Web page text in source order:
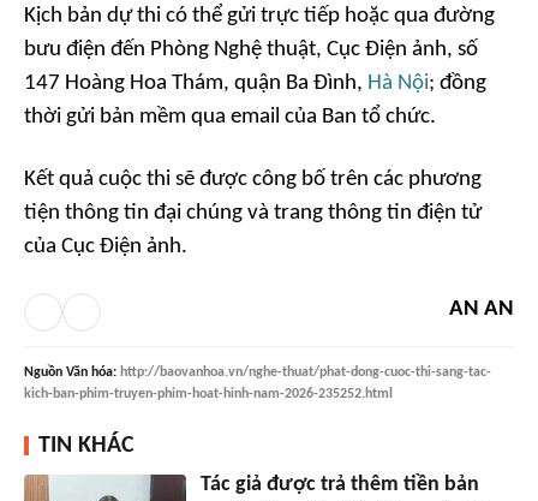
Kịch bản dự thi có thể gửi trực tiếp hoặc qua đường
bưu điện đến Phòng Nghệ thuật, Cục Điện ảnh, số
147 Hoàng Hoa Thám, quận Ba Đình, Hà Nội; đồng
thời gửi bản mềm qua email của Ban tổ chức.
Kết quả cuộc thi sẽ được công bố trên các phương
tiện thông tin đại chúng và trang thông tin điện tử
của Cục Điện ảnh.
AN AN
Nguồn Văn hóa: http://baovanhoa.vn/nghe-thuat/phat-dong-cuoc-thi-sang-tac-
kich-ban-phim-truyen-phim-hoat-hinh-nam-2026-235252.html
TIN KHÁC
Tác giả được trả thêm tiền bản